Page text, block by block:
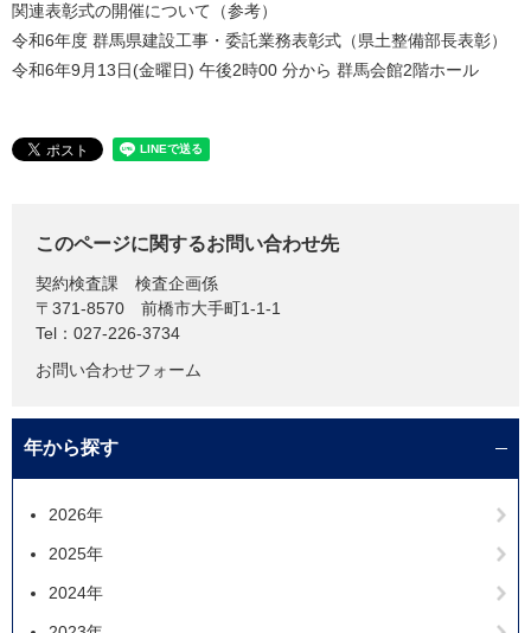
関連表彰式の開催について（参考）
令和6年度 群馬県建設工事・委託業務表彰式（県土整備部長表彰）
令和6年9月13日(金曜日) 午後2時00 分から 群馬会館2階ホール
このページに関するお問い合わせ先
契約検査課
検査企画係
〒371-8570
前橋市大手町1-1-1
Tel：027-226-3734
お問い合わせフォーム
年から探す
2026年
2025年
2024年